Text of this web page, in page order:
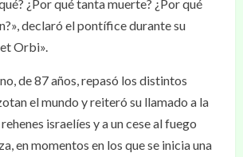
¿Por qué tanta muerte? ¿Por qué
declaró el pontífice durante su
Orbi».
de 87 años, repasó los distintos
el mundo y reiteró su llamado a la
israelíes y a un cese al fuego
en momentos en los que se inicia una